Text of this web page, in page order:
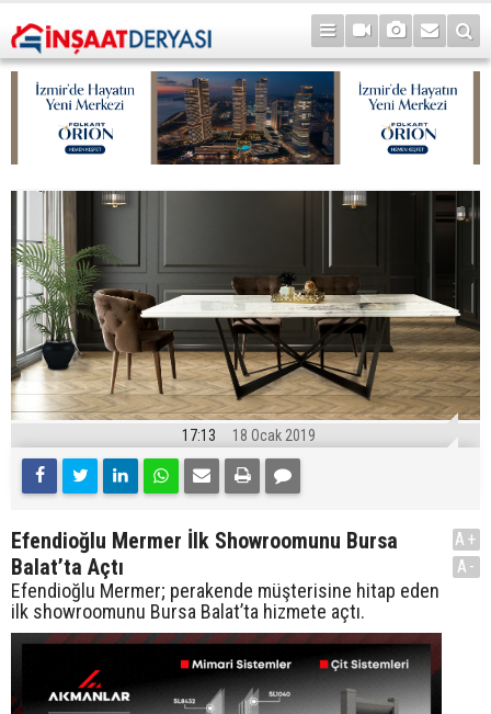
17:13 18 Ocak 2019
Efendioğlu Mermer İlk Showroomunu Bursa
Balat’ta Açtı
Efendioğlu Mermer; perakende müşterisine hitap eden
ilk showroomunu Bursa Balat’ta hizmete açtı.
A+
A-